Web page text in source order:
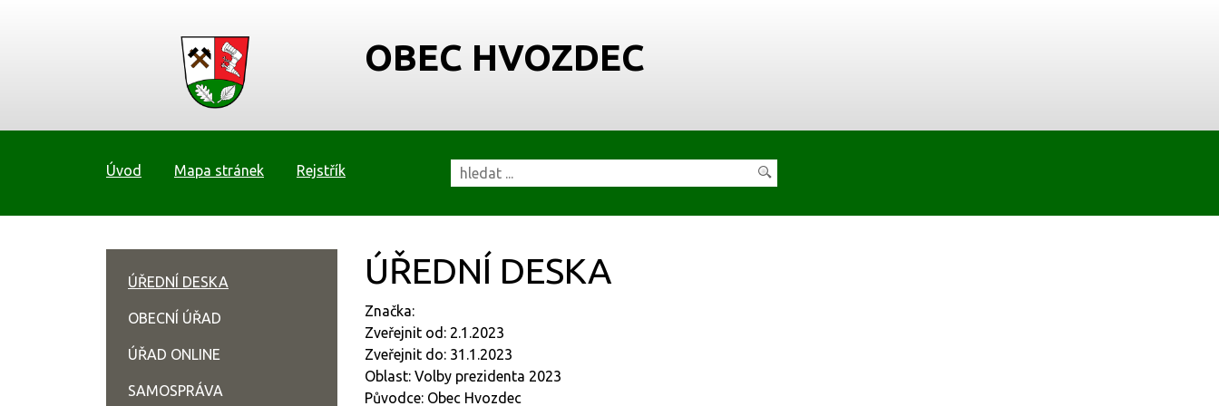
OBEC HVOZDEC
Úvod Mapa stránek Rejstřík
ÚŘEDNÍ DESKA
Značka:
Zveřejnit od: 2.1.2023
Zveřejnit do: 31.1.2023
Oblast: Volby prezidenta 2023
Původce: Obec Hvozdec
ÚŘEDNÍ DESKA
OBECNÍ ÚŘAD
ÚŘAD ONLINE
SAMOSPRÁVA